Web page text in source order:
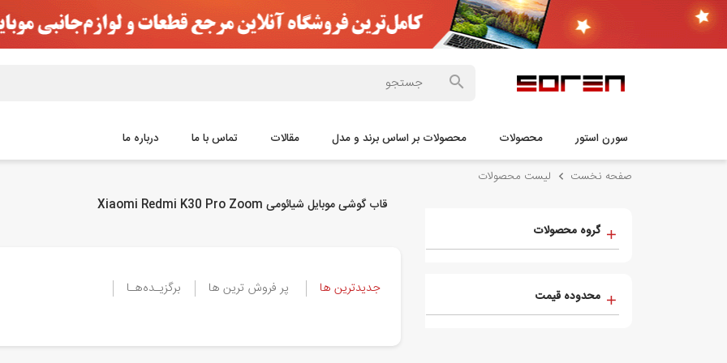
سورن استور محصولات محصولات بر اساس برند و مدل مقالات تماس با ما درباره ما
صفحه نخست لیست محصولات
گروه محصولات
محدوده قیمت
قاب گوشی موبایل شیائومی Xiaomi Redmi K30 Pro Zoom
جدیدترین ها پر فروش ترین ها برگزیـده‌هـا